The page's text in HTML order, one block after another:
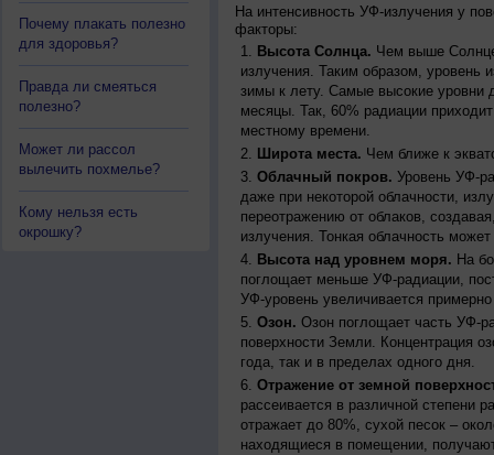
Почему плакать полезно
для здоровья?
Правда ли смеяться
полезно?
Может ли рассол
вылечить похмелье?
Кому нельзя есть
окрошку?
На интенсивность УФ-излучения у
факторы:
Высота Солнца. Чем выше
излучения. Таким образом, уровень
зимы к лету. Самые высокие уровни
месяцы. Так, 60% радиации
местному времени.
Широта места. Чем ближе к
Облачный покров. Уровень УФ-
даже при некоторой облачности,
переотражению от облаков,
излучения. Тонкая облачность
Высота над уровнем моря. На
поглощает меньше УФ-радиации,
УФ-уровень увеличивается
Озон. Озон поглощает часть УФ-
поверхности Земли. Концентрация
года, так и в пределах одного дня.
Отражение от земной
рассеивается в различной степени
отражает до 80%, сухой песок –
находящиеся в помещении,